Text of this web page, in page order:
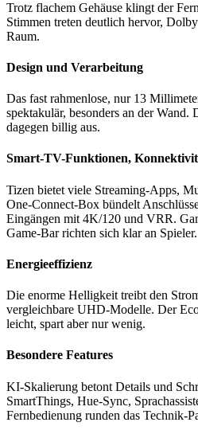
Trotz flachem Gehäuse klingt der
Stimmen treten deutlich hervor,
Raum.
Design und Verarbeitung
Das fast rahmenlose, nur 13
spektakulär, besonders an der Wand.
dagegen billig aus.
Smart-TV-Funktionen,
Tizen bietet viele Streaming-Apps,
One-Connect-Box bündelt
Eingängen mit 4K/120 und VRR.
Game-Bar richten sich klar an Spieler.
Energieeffizienz
Die enorme Helligkeit treibt den
vergleichbare UHD-Modelle. Der
leicht, spart aber nur wenig.
Besondere Features
KI-Skalierung betont Details und
SmartThings, Hue-Sync,
Fernbedienung runden das Technik-